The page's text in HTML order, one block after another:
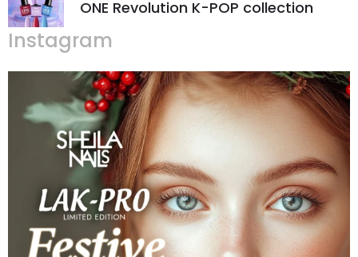
ONE Revolution K-POP collection
Instagram